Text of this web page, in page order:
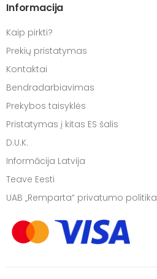
Informacija
Kaip pirkti?
Prekių pristatymas
Kontaktai
Bendradarbiavimas
Prekybos taisyklės
Pristatymas į kitas ES šalis
D.U.K.
Informācija Latvija
Teave Eesti
UAB „Remparta“ privatumo politika